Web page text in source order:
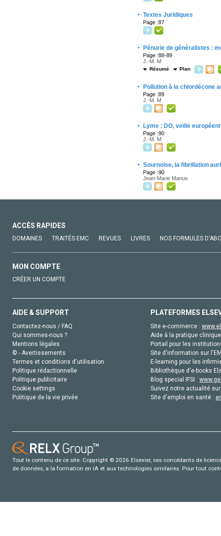
· Textes Juridiques
Page :87
· Pénurie de généralistes :
Page :88-89
J.-M. M
Résumé Plan
· Pollution à la chlordécone
Page :89
J.-M. M
· Lyme : DO, veille
Page :90
J.-M. M
· Sournoise, la fibrillation
Page :90
Jean-Marie Manus
ACCÈS RAPIDES
DOMAINES TRAITÉS EMC REVUES LIVRES NOS FORMULES
MON COMPTE
CRÉER UN COMPTE
AIDE & SUPPORT
Contactez-nous / FAQ
Qui sommes-nous ?
Mentions légales
© - Avertissements
Termes et conditions d'utilisation
Politique rédactionnelle
Politique publicitaire
Cookie settings
Politique de la vie privée
PLATEFORMES
Site e-commerce :
Aide à la pratique
Portail pour les
Site d'information sur
E-learning pour les
Bibliothèque d'e-books
Blog special IFSI :
Suivez notre actualité
Site d'emploi en santé :
Tout le contenu de ce site: Copyright © 2026 Elsevier, ses concédants de
de données, a la formation en IA et aux technologies similaires. Pour tout